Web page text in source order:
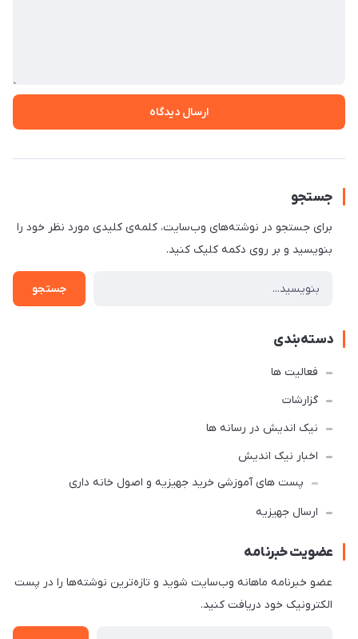
ارسال دیدگاه
جستجو
برای جستجو در نوشته‌های وب‌سایت، کلمه‌ی کلیدی مورد نظر خود را
بنویسید و بر روی دکمه کلیک کنید.
جستجو
دسته‌بندی
فعالیت ها
گزارشات
نیک اندیش در رسانه ها
اخبار نیک اندیش
پست های آموزشی خرید جهیزیه و اصول خانه داری
ارسال جهیزیه
عضویت خبرنامه
عضو خبرنامه ماهانه وب‌سایت شوید و تازه‌ترین نوشته‌ها را در پست
الکترونیک خود دریافت کنید.